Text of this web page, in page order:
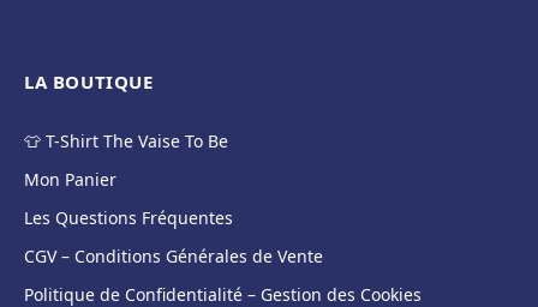
LA BOUTIQUE
👕 T-Shirt The Vaise To Be
Mon Panier
Les Questions Fréquentes
CGV – Conditions Générales de Vente
Politique de Confidentialité – Gestion des Cookies